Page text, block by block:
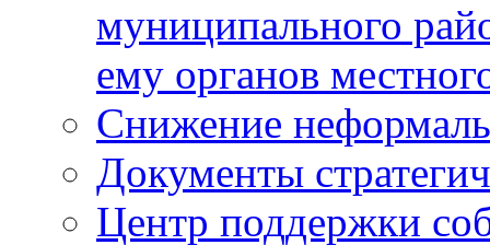
муниципального
ему органов
Снижение
Документы
Центр поддержки